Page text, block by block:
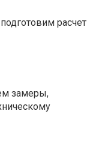
расчет
замеры,